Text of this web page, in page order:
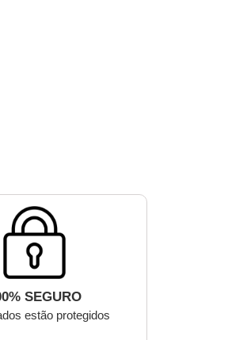
SEGURO
estão protegidos